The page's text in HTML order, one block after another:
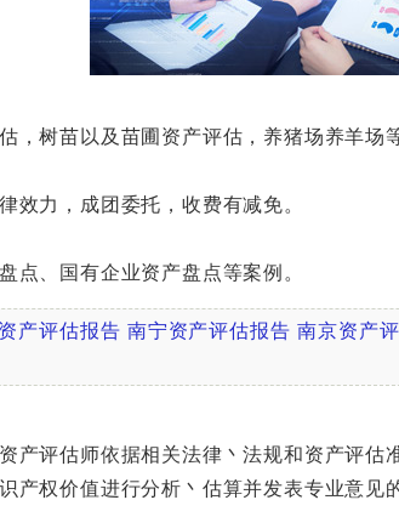
树苗以及苗圃资产评估，养猪场养羊场
力，成团委托，收费有减免。
、国有企业资产盘点等案例。
产评估报告 南宁资产评估报告 南京资产
评估师依据相关法律丶法规和资产评估
权价值进行分析丶估算并发表专业意见